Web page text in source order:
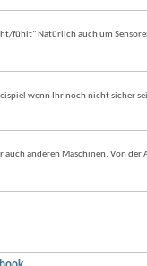
fühlt" Natürlich auch um
wenn Ihr noch nicht sicher
anderen Maschinen. Von der